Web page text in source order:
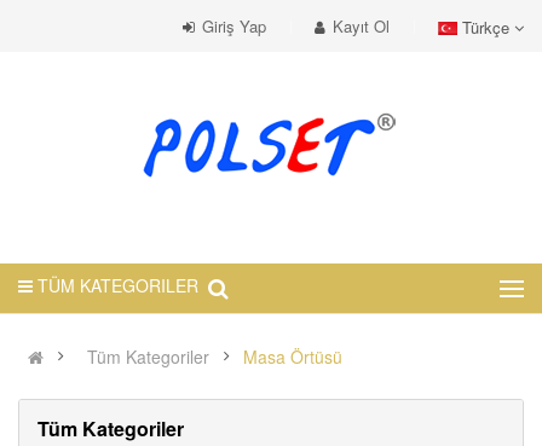
Giriş Yap Kayıt Ol Türkçe
TÜM KATEGORILER
Tüm Kategoriler Masa Örtüsü
Tüm Kategoriler